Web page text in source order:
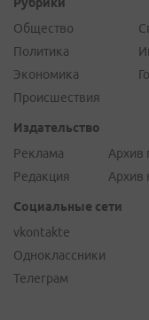
Рубрики
Общество
Политика
Экономика
Происшествия
Издательство
Реклама
Редакция
Архив
Архив
Социальные сети
vkontakte
Одноклассники
Телеграм